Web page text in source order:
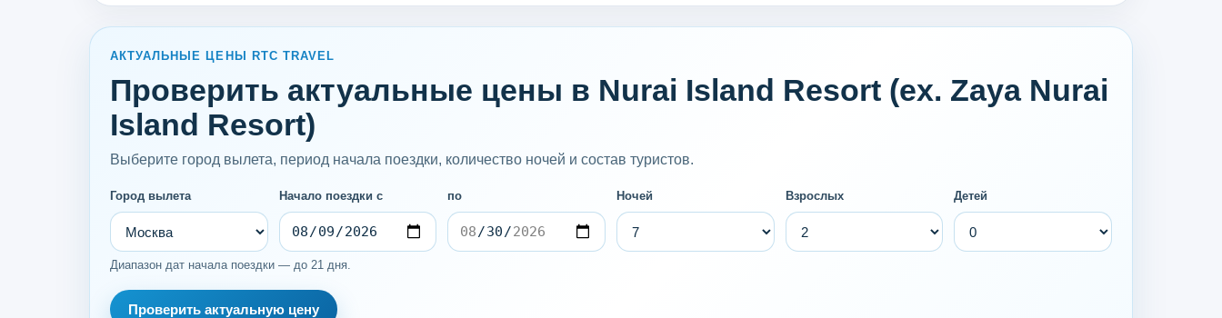
АКТУАЛЬНЫЕ ЦЕНЫ RTC TRAVEL
Проверить актуальные цены в Nurai Island Resort (ex. Zaya Nurai
Island Resort)
Выберите город вылета, период начала поездки, количество ночей и состав туристов.
Город вылета Начало поездки с по Ночей Взрослых Детей
Диапазон дат начала поездки — до 21 дня.
Проверить актуальную цену